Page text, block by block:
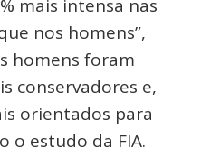
mais intensa nas
nos homens”,
homens foram
conservadores e,
orientados para
o estudo da FIA.